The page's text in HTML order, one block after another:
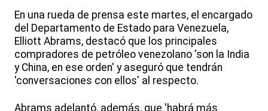
En una rueda de prensa este martes, el encargado
del Departamento de Estado para Venezuela,
Elliott Abrams, destacó que los principales
compradores de petróleo venezolano 'son la India
y China, en ese orden' y aseguró que tendrán
'conversaciones con ellos' al respecto.
Abrams adelantó, además, que 'habrá más